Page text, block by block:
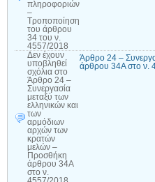
πληροφοριών
–
Τροποποίηση
του άρθρου
34 του ν.
4557/2018
Δεν έχουν
υποβληθεί
σχόλια στο
Άρθρο 24 –
Συνεργασία
μεταξύ των
ελληνικών και
των
αρμόδιων
αρχών των
κρατών
μελών –
Προσθήκη
άρθρου 34Α
στο ν.
4557/2018
Άρθρο 24 –
άρθρου 34Α στο ν.